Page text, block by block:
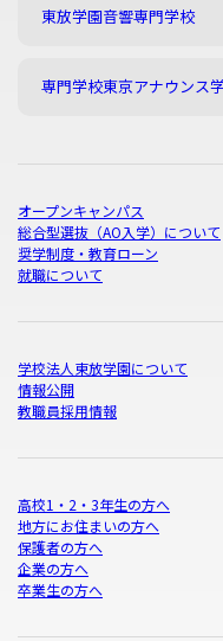
東放学園音響専門学校
専門学校東京アナウンス
オープンキャンパス
総合型選抜（AO入学）について
奨学制度・教育ローン
就職について
学校法人東放学園について
情報公開
教職員採用情報
高校1・2・3年生の方へ
地方にお住まいの方へ
保護者の方へ
企業の方へ
卒業生の方へ